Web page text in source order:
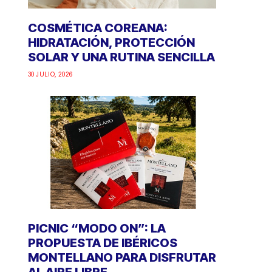
COSMÉTICA COREANA:
HIDRATACIÓN, PROTECCIÓN
SOLAR Y UNA RUTINA SENCILLA
30 JULIO, 2026
PICNIC “MODO ON”: LA
PROPUESTA DE IBÉRICOS
MONTELLANO PARA DISFRUTAR